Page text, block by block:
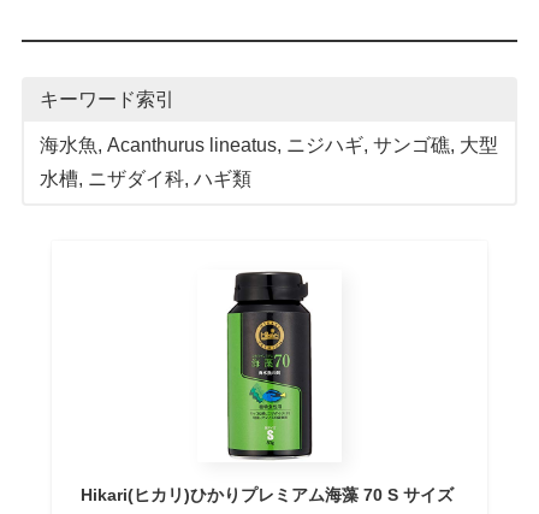
キーワード索引
海水魚, Acanthurus lineatus, ニジハギ, サンゴ礁, 大型
水槽, ニザダイ科, ハギ類
Hikari(ヒカリ)ひかりプレミアム海藻 70 S サイズ